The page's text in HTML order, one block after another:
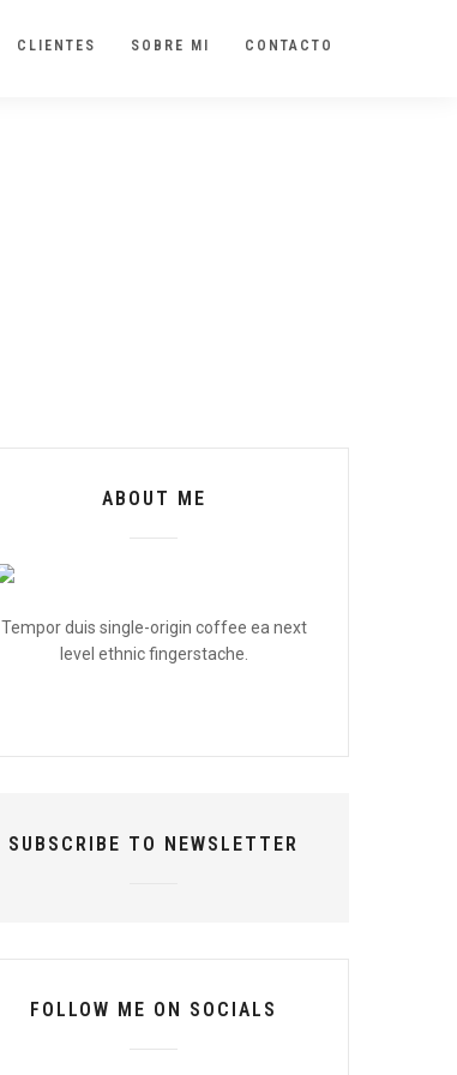
CLIENTES SOBRE MI CONTACTO
ABOUT ME
Tempor duis single-origin coffee ea next
level ethnic fingerstache.
SUBSCRIBE TO NEWSLETTER
FOLLOW ME ON SOCIALS